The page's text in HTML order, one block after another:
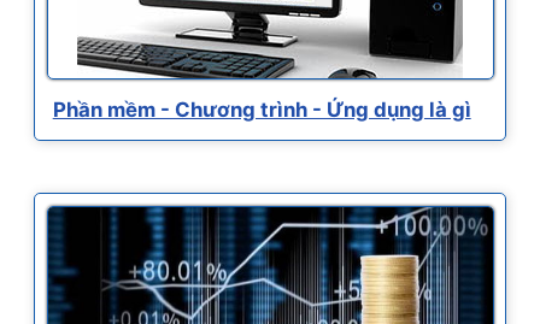
Phần mềm - Chương trình - Ứng dụng là gì